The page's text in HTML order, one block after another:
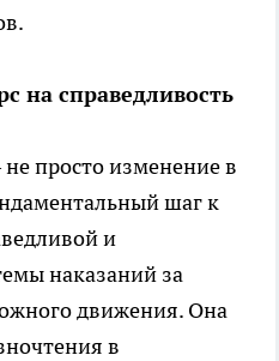
на справедливость
просто изменение в
шаг к
и
наказаний за
движения. Она
в